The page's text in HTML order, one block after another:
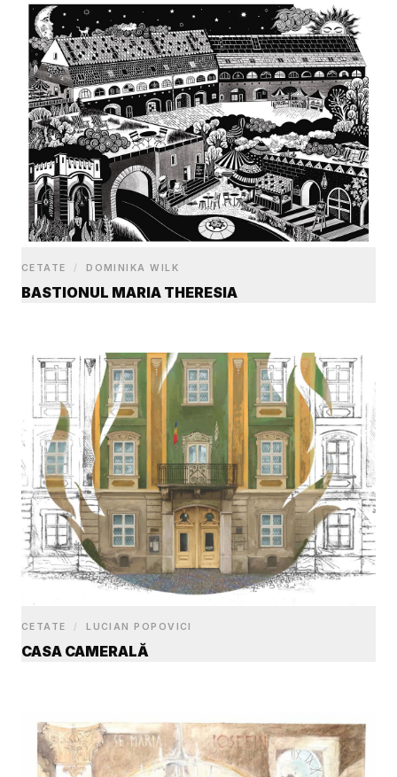
CETATE / DOMINIKA WILK
BASTIONUL MARIA THERESIA
CETATE / LUCIAN POPOVICI
CASA CAMERALĂ